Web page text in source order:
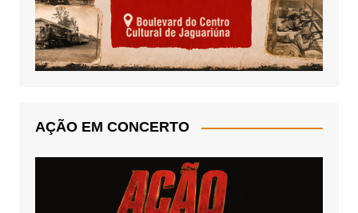
AÇÃO EM CONCERTO